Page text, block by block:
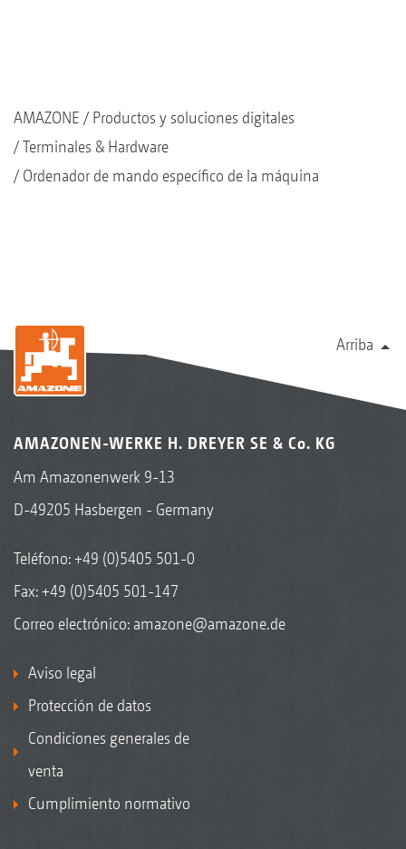
AMAZONE
Productos y soluciones digitales
Terminales & Hardware
Ordenador de mando específico de la máquina
Arriba
AMAZONEN-WERKE H. DREYER SE & Co. KG
Am Amazonenwerk 9-13
D-49205 Hasbergen - Germany
Teléfono:+49 (0)5405 501-0
Fax: +49 (0)5405 501-147
Correo electrónico: amazone@amazone.de
Aviso legal
Protección de datos
Condiciones generales de
venta
Cumplimiento normativo